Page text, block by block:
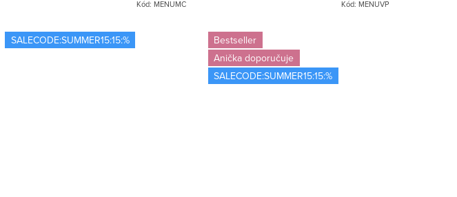
Kód: MENUMC Kód: MENUVP
SALECODE:SUMMER15:15:%
Bestseller
Anička doporučuje
SALECODE:SUMMER15:15:%